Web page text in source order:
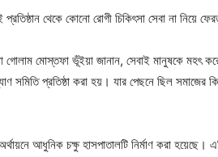
থেকে কোনো রোগী চিকিৎসা সেবা না নিয়ে
গোলাম মোস্তফা ভূঁইয়া জানান, সেবাই মানুষকে মহৎ
প্রতিষ্ঠা করা হয়। যার পেছনে ছিল সমাজের
আধুনিক চক্ষু হাসপাতালটি নির্মাণ করা হয়েছে।